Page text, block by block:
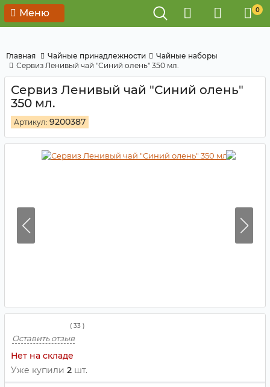
Меню 0
Главная Чайные принадлежности
Чайные наборы
Сервиз Ленивый чай "Синий олень" 350 мл.
Сервиз Ленивый чай "Синий олень"
350 мл.
Артикул: 9200387
( 33 )
Оставить отзыв
Нет на складе
Уже купили 2 шт.